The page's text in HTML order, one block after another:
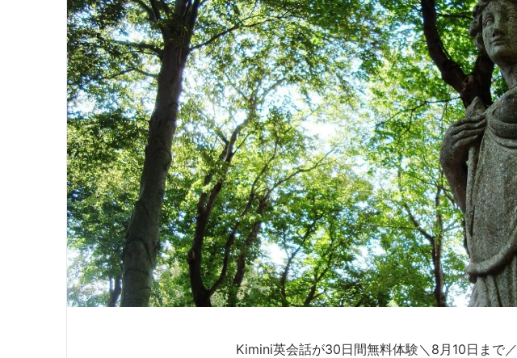
Kimini英会話が30日間無料体験＼8月10日まで／